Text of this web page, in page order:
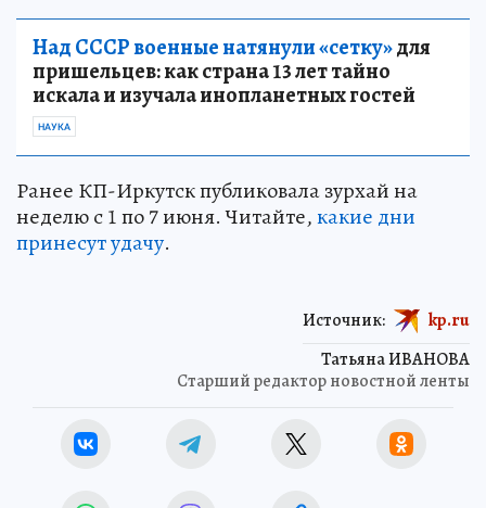
Над СССР военные натянули «сетку»для
пришельцев: как страна 13 лет тайно
искала и изучала инопланетных гостей
НАУКА
Ранее КП-Иркутск публиковала зурхай на
неделю с 1 по 7 июня. Читайте,какие дни
принесут удачу.
Татьяна ИВАНОВА
Старший редактор новостной ленты
Источник: kp.ru